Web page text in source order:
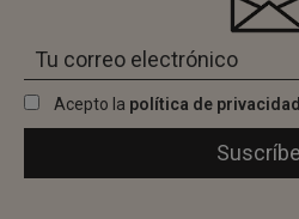
Acepto la política de privacidad